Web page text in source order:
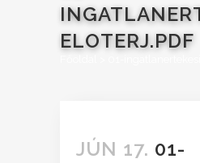
ELOTERJ.PDF
JÚN 17. 01-